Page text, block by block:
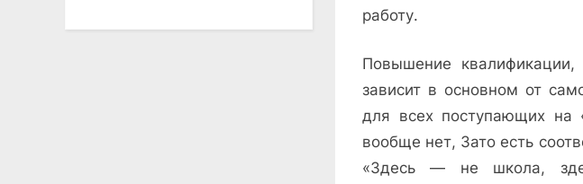
работу.
Повышение
зависит в основном от
для всех поступающих на
вообще нет, Зато есть
«Здесь — не школа,